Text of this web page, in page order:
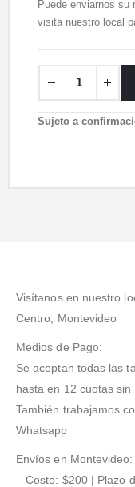
Puede enviarnos su
visita nuestro local
Sujeto a
Visítanos en nuestro
Centro, Montevideo
Medios de Pago:
Se aceptan todas las
hasta en 12 cuotas sin
También trabajamos
Whatsapp
Envíos en Montevideo:
– Costo: $200 | Plazo